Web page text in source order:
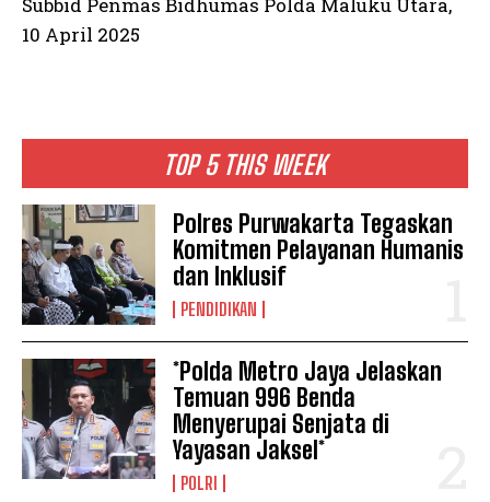
TOP 5 THIS WEEK
Polres Purwakarta Tegaskan
Komitmen Pelayanan Humanis
dan Inklusif
PENDIDIKAN
*Polda Metro Jaya Jelaskan
Temuan 996 Benda
Menyerupai Senjata di
Yayasan Jaksel*
POLRI
10 April 2025